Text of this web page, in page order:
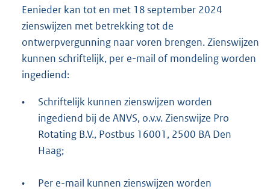
Eenieder kan tot en met 18 september 2024
zienswijzen met betrekking tot de
ontwerpvergunning naar voren brengen. Zienswijzen
kunnen schriftelijk, per e-mail of mondeling worden
ingediend:
•
Schriftelijk kunnen zienswijzen worden
ingediend bij de ANVS, o.v.v. Zienswijze Pro
Rotating B.V., Postbus 16001, 2500 BA Den
Haag;
•
Per e-mail kunnen zienswijzen worden